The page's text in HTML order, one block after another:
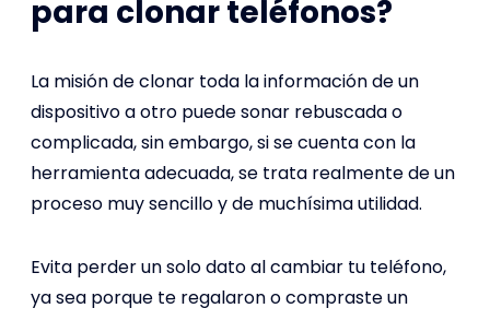
para clonar teléfonos?
La misión de clonar toda la información de un
dispositivo a otro puede sonar rebuscada o
complicada, sin embargo, si se cuenta con la
herramienta adecuada, se trata realmente de un
proceso muy sencillo y de muchísima utilidad.
Evita perder un solo dato al cambiar tu teléfono,
ya sea porque te regalaron o compraste un